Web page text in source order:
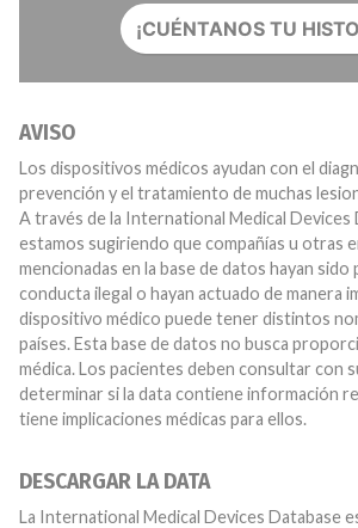
¡CUÉNTANOS TU
AVISO
Los dispositivos médicos ayudan con el
prevención y el tratamiento de muchas
A través de la International Medical Devices
estamos sugiriendo que compañías u otras
mencionadas en la base de datos hayan sido
conducta ilegal o hayan actuado de manera
dispositivo médico puede tener distintos
países. Esta base de datos no busca
médica. Los pacientes deben consultar con
determinar si la data contiene información
tiene implicaciones médicas para ellos.
DESCARGAR LA DATA
La International Medical Devices Database